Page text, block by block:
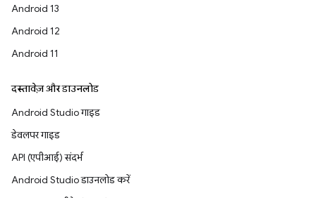
Android 13
Android 12
Android 11
दस्तावेज़ और डाउनलोड
Android Studio गाइड
डेवलपर गाइड
API (एपीआई) संदर्भ
Android Studio डाउनलोड करें